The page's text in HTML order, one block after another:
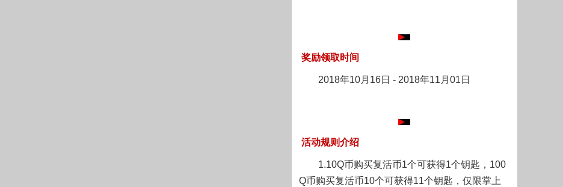
奖励领取时间
2018年10月16日 - 2018年11月01日
活动规则介绍
1.10Q币购买复活币1个可获得1个钥匙，100
Q币购买复活币10个可获得11个钥匙，仅限掌上